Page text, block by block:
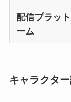
配信プラッ
ーム
キャラクタ